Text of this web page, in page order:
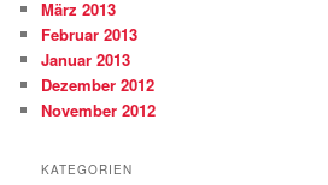
März 2013
Februar 2013
Januar 2013
Dezember 2012
November 2012
KATEGORIEN